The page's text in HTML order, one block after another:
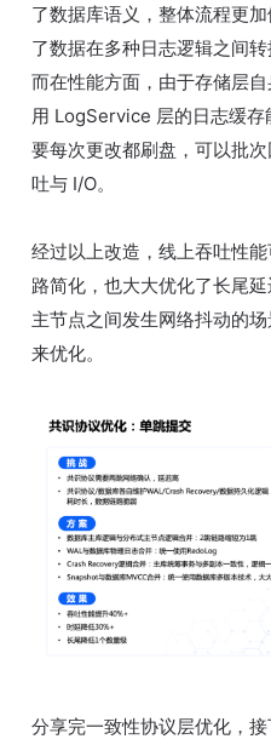
了数据库语义，整体流程更
了数据在多种日志逻辑之间
而在性能方面，由于存储层
用 LogService 层的日志缓
要每次更改都刷盘，可以批
吐与 I/O。
经过以上改造，线上吞吐性
路简化，也大大优化了长尾
主节点之间发生网络抖动的
来优化。
分享完一致性协议层优化，